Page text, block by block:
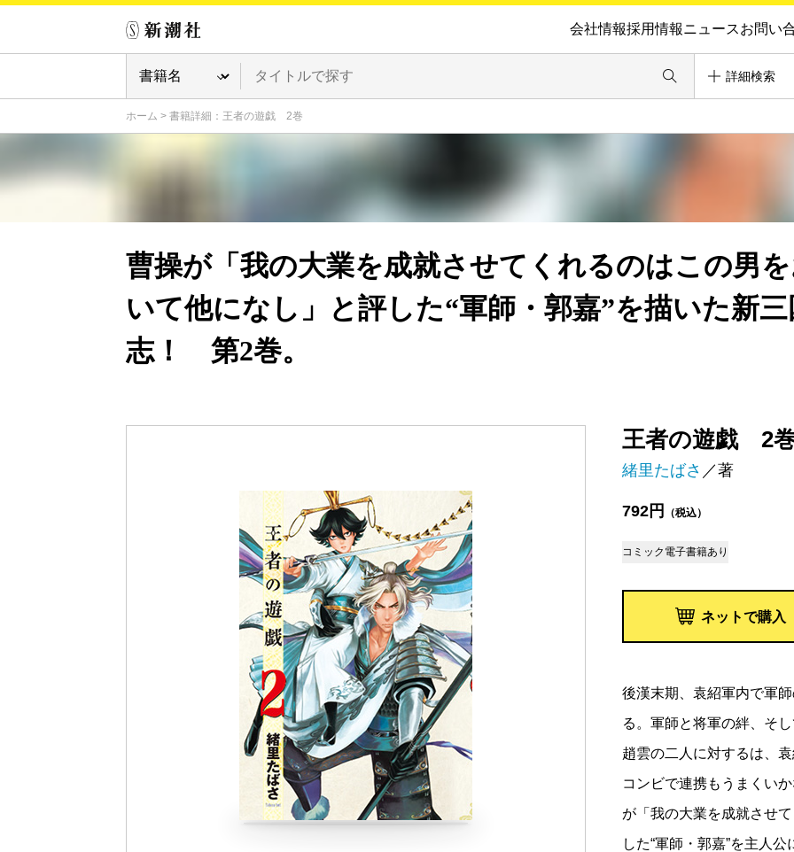
会社情報採用情報ニュースお問い
詳細検索
ホーム > 書籍詳細：王者の遊戯 2巻
王者の遊戯 2
緒里たばさ ／著
792円 （税込）
コミック 電子書籍あり
ネットで購入
曹操が「我の大業を成就させてくれるのはこの男
いて他になし」と評した“軍師・郭嘉”を描いた新三
志！ 第2巻。
後漢末期、袁紹軍内で軍
る。軍師と将軍の絆、そ
趙雲の二人に対するは、
コンビで連携もうまくい
が「我の大業を成就させ
した“軍師・郭嘉”を主人